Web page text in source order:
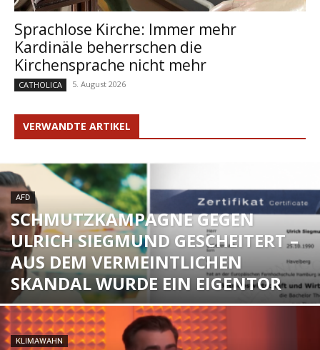
Sprachlose Kirche: Immer mehr
Kardinäle beherrschen die
Kirchensprache nicht mehr
CATHOLICA 5. August 2026
VERWANDTE ARTIKEL
AFD
SCHMUTZKAMPAGNE GEGEN
ULRICH SIEGMUND GESCHEITERT –
AUS DEM VERMEINTLICHEN
SKANDAL WURDE EIN EIGENTOR
KLIMAWAHN